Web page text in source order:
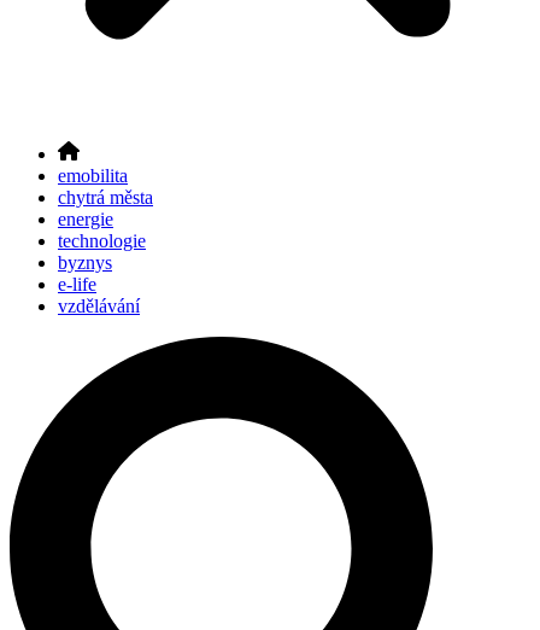
emobilita
chytrá města
energie
technologie
byznys
e-life
vzdělávání